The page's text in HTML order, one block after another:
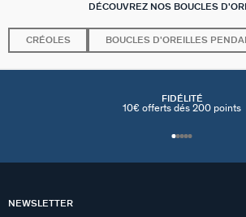
DÉCOUVREZ NOS BOUCLES
CRÉOLES BOUCLES D'OREILLES
FIDÉLITÉ
10€ offerts dés 200 points
NEWSLETTER